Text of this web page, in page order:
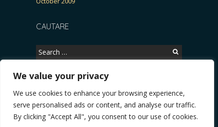
We value your privacy
We use cookies to enhance your browsing experience,
serve personalised ads or content, and analyse our traffic.
By clicking "Accept All", you consent to our use of cookies.
CAUTARE
Search
for:
Copyright © 2026, CERTITUDINEA.
parlamentarele și presa
* VIDEO. Viata lui Eminescu (Necenzurat). Episodul